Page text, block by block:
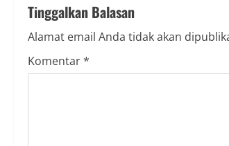
i
n
u
Tinggalkan Balasan
Alamat email Anda tidak akan
Komentar*